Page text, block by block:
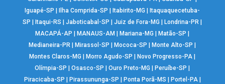
Iguapé-SP
Ilha Comprida-SP Itabirito-MG
Itaquaquecetuba-
SP
Itaqui-RS |Jaboticabal-SP |Juiz de Fora-MG Londrina-PR
MACAPÁ-AP
MANAUS-AM Mariana-MG Matão-SP
Medianeira-PR
Mirassol-SP Mococa-SP Monte Alto-SP
Montes Claros-MG
Morro Agudo-SP Novo Progresso-PA
Olímpia-SP
|Osasco-SP |Ouro Preto-MG Peruíbe-SP
Piracicaba-SP
Pirassununga-SP Ponta Porã-MS Portel-PA|